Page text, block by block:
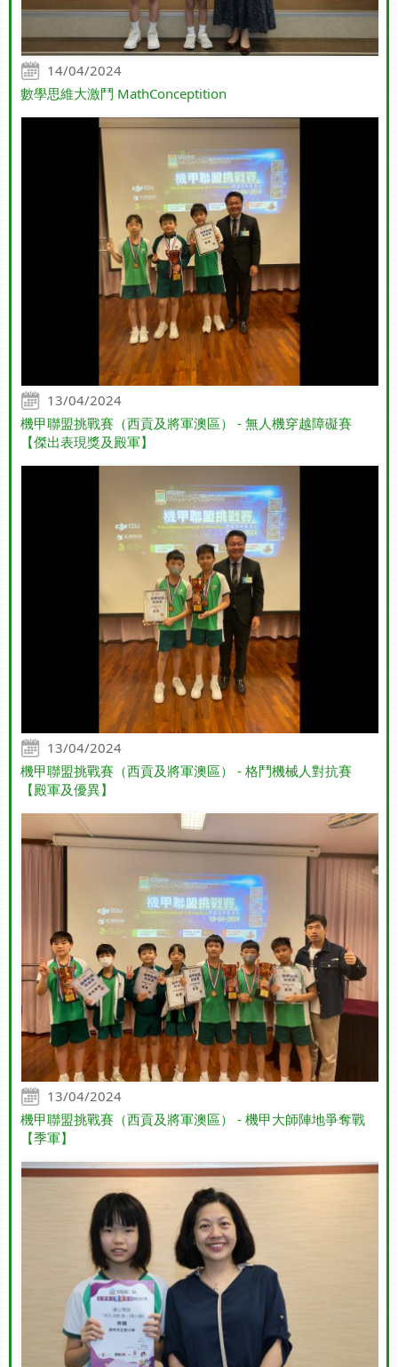
14/04/2024
數學思維大激鬥 MathConceptition
13/04/2024
機甲聯盟挑戰賽（西貢及將軍澳區） - 無人機穿越障礙賽
【傑出表現獎及殿軍】
13/04/2024
機甲聯盟挑戰賽（西貢及將軍澳區） - 格鬥機械人對抗賽
【殿軍及優異】
13/04/2024
機甲聯盟挑戰賽（西貢及將軍澳區） - 機甲大師陣地爭奪戰
【季軍】